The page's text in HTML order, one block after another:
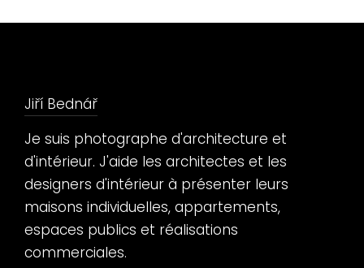
Jiří Bednář
Je suis photographe d'architecture et
d'intérieur. J'aide les architectes et les
designers d'intérieur à présenter leurs
maisons individuelles, appartements,
espaces publics et réalisations
commerciales.